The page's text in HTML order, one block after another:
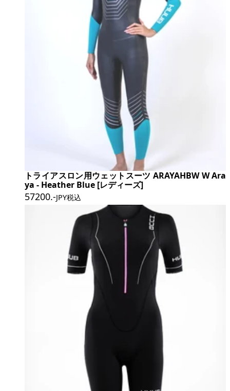
トライアスロン用ウェットスーツ ARAYAHBW W Ara
ya - Heather Blue [レディーズ]
57200.-JPY税込